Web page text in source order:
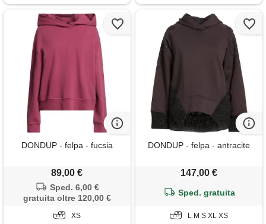
DONDUP - felpa - fucsia
89,00 €
Sped. 6,00 €
gratuita oltre 120,00 €
XS
DONDUP - felpa - antracite
147,00 €
Sped. gratuita
L M S XL XS